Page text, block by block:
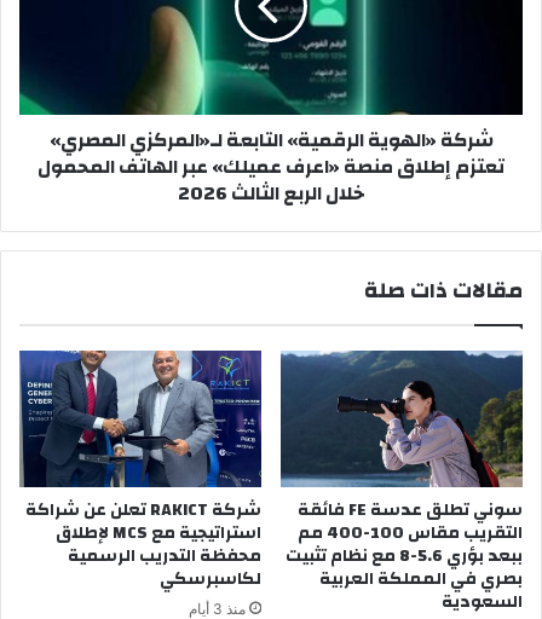
منصة
«اعرف
عميلك»
المحمول
الربع
شركة «الهوية الرقمية» التابعة لـ«المركزي المصري»
تعتزم إطلاق منصة «اعرف عميلك» عبر الهاتف المحمول
خلال الربع الثالث 2026
مقالات ذات صلة
سوني تطلق عدسة FE فائقة
التقريب مقاس 100-400 مم
ببعد بؤري 5.6-8 مع نظام تثبيت
بصري في المملكة العربية
السعودية
شركة RAKICT تعلن عن شراكة
استراتيجية مع MCS لإطلاق
محفظة التدريب الرسمية
لكاسبرسكي
منذ 3 أيام